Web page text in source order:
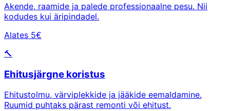
Akende, raamide ja palede professionaalne pesu. Nii
kodudes kui äripindadel.
Alates 5€
🔨
Ehitusjärgne koristus
Ehitustolmu, värviplekkide ja jääkide eemaldamine.
Ruumid puhtaks pärast remonti või ehitust.